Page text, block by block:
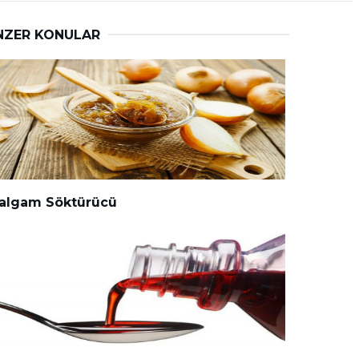
KONULAR
Söktürücü